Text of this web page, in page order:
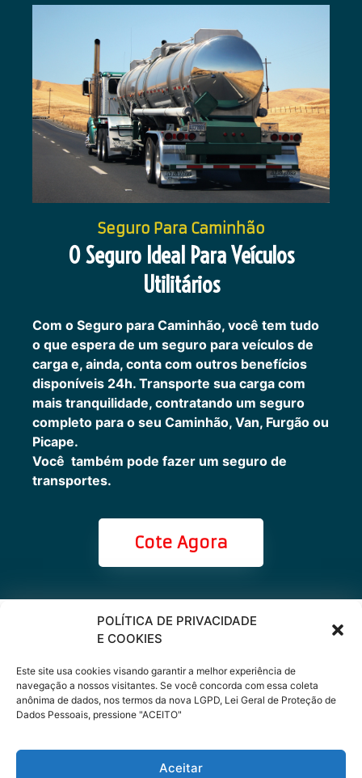
POLÍTICA DE PRIVACIDADE
E COOKIES
Este site usa cookies visando garantir a melhor experiência de
navegação a nossos visitantes. Se você concorda com essa coleta
anônima de dados, nos termos da nova LGPD, Lei Geral de Proteção de
Dados Pessoais, pressione "ACEITO"
Aceitar
Seguro Para Caminhão
O Seguro Ideal Para Veículos
Utilitários
Com o Seguro para Caminhão, você tem tudo
o que espera de um seguro para veículos de
carga e, ainda, conta com outros benefícios
disponíveis 24h. Transporte sua carga com
mais tranquilidade, contratando um seguro
completo para o seu Caminhão, Van, Furgão ou
Picape.
Você também pode fazer um seguro de
transportes.
Cote Agora
Cote online ou
peça via
WhatsApp
(11) 9 66200333